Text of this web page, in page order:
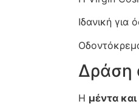
Ιδανική για
Δράση
Η μέντα